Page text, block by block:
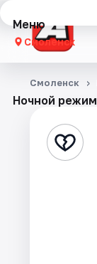
Меню
Смоленск
Концерты
Стендап
Ночной режим
Смоленск